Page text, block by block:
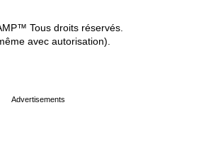
Tous droits réservés.
avec autorisation).